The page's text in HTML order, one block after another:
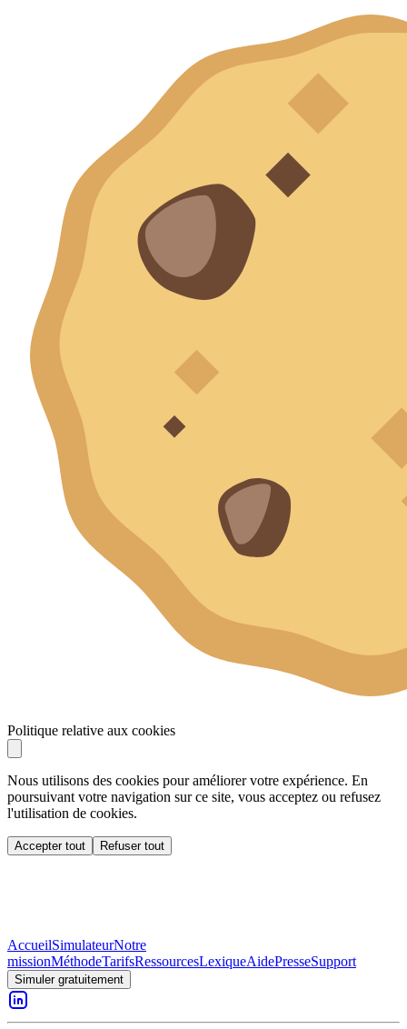
Politique relative aux cookies
Nous utilisons des cookies pour améliorer votre expérience. En
poursuivant votre navigation sur ce site, vous acceptez ou refusez
l'utilisation de cookies.
Accepter tout Refuser tout
AccueilSimulateurNotre
missionMéthodeTarifsRessourcesLexiqueAidePresseSupport
Simuler gratuitement